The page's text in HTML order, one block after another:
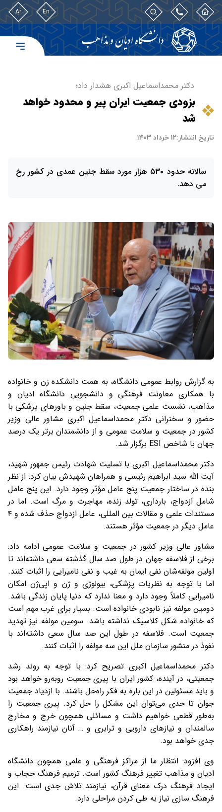
En
Ar
دکتر محمداسماعیل اکبری هشدار داد؛
بزودی جمعیت ایران پیر و محدود خواهد
شد
تاریخ انتشار:۱۲ خرداد ۱۴۰۳
سالانه حدود ۵۳۰ هزار مورد سقط جنین عمدی در کشور رخ
می دهد.
به گزارش روابط عمومی دانشگاه، به همت دانشکده زن و خانواده
با همکاری معاونت فرهنگی و دانشجویی دانشگاه ادیان و
مذاهب، نشست علمی جمعیت، سقط جنین و باورهای پزشکی با
حضور و سخنرانی دکتر محمداسماعیل اکبری مشاور عالی وزیر
کشور در جمعیت و سلامت عمومی و از دانشمندان برتر یک درصد
جهان با شاخص ESI برگزار شد.
دکتر محمداسماعیل اکبری با تسلیت شهادت رئیس جمهور شهید،
آیت الله سید ابراهیم رئیسی و همراهان شهیدش بیان کرد: از نظر
بنده در ساختار جمعیت پنج عامل مؤثر وجود دارد. این پنج عامل
شامل ازدواج، بارداری، تولد زنده، مهاجرت و مرگ است. اما در
مستندات علمی و مقالات بین المللی، عامل ازدواج حذف شده و ۴
عامل دیگر در جمعیت مؤثر هستند.
مشاور عالی وزیر کشور در جمعیت و سلامت عمومی ادامه داد:
برخی از فلاسفه جهان در طول صد سال گذشته سعی داشته‌اند تا
اولین مولفه‌شان نفی ایمان به غیب و نفی نامیرایی را اثبات کنند.
اما با توجه به نظریات پزشکی، بیولوژی و ژن و اپی‌ژن امکان
نامیرایی کاملاً وجود دارد و معنا ندارد که دنیا پایان زندگی باشد.
دومین مولفه نیز نابودی خانواده است. بسیار برای غرب مهم است
که خانواده شکل کلاسیک نداشته باشد. سومین مولفه نیز تهدید
جمعیت است. فلاسفه در طول این صد سال سعی داشته‌اند با
نفوذ در منشور سازمان ملل این سه مولفه را اثبات کنند.
دکتر محمداسماعیل اکبری تصریح کرد: با توجه به روند رشد
جمعیتی، در آینده، کشور ایران با پیری جمعیت رو‌به‌رو خواهد بود
و باید مسئولین در این باره به فکر راه‌حل باشند. با ازدیاد جمعیت
جوان تا حدی می‌توان این مشکل را حل کرد. پیری جمعیت را
به‌طور قطعی خواهیم داشت و مسائلی همچون خرج و مخارج
سالمندان و نیاز‌های دارویی و ترابری و … آنان نیازمند راهکاری
جدی‌ خواهد بود.
وی افزود: انتظار ما از مراکز فرهنگی و علمی همچون دانشگاه
ادیان و مذاهب تغییر فرهنگ کشور است. ترمیم فرهنگ حجاب و
ایجاد فرهنگ درک معنای قرآن، نیازمند تلاش جدی است. این
فرهنگ سازی نیاز به طی کردن مراحلی دارد.